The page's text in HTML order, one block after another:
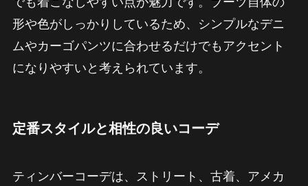
形や色がしっかりしているため、シンプルなデニ
ムやカーゴパンツに合わせるだけでもアクセント
になりやすいと考えられています。
定番スタイルと相性の良いコーデ
ティンバーコーデは、ストリート、古着、アメカ